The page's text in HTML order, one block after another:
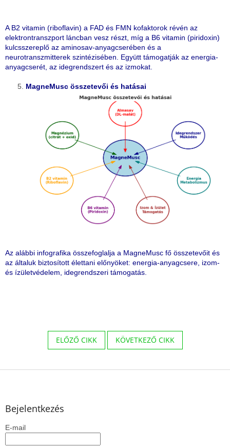
A B2 vitamin (riboflavin) a FAD és FMN kofaktorok révén az
elektrontranszport láncban vesz részt, míg a B6 vitamin (piridoxin)
kulcsszereplő az aminosav-anyagcserében és a
neurotranszmitterek szintézisében. Együtt támogatják az energia-
anyagcserét, az idegrendszert és az izmokat.
MagneMusc összetevői és hatásai
Az alábbi infografika összefoglalja a MagneMusc fő összetevőit és
az általuk biztosított élettani előnyöket: energia-anyagcsere, izom-
és ízületvédelem, idegrendszeri támogatás.
ELŐZŐ CIKK KÖVETKEZŐ CIKK
L
Bejelentkezés
E-mail